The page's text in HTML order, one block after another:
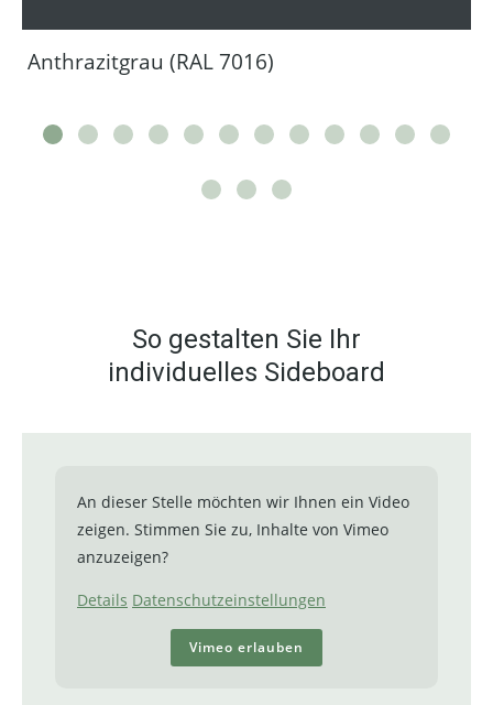
Anthrazitgrau (RAL 7016)
So gestalten Sie Ihr
individuelles Sideboard
An dieser Stelle möchten wir Ihnen ein Video
zeigen. Stimmen Sie zu, Inhalte von Vimeo
anzuzeigen?
Details Datenschutzeinstellungen
Vimeo erlauben